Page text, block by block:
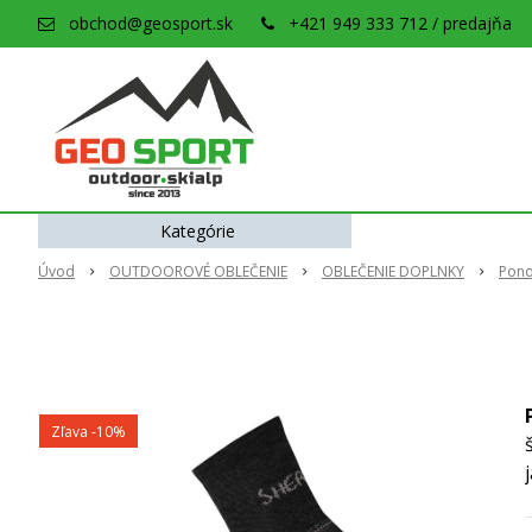
obchod@geosport.sk +421 949 333 712 / predajňa
Úvod OUTDOOROVÉ OBLEČENIE OBLEČENIE DOPLNKY
Zľava -10%
Kategórie